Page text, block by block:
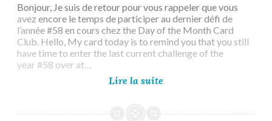
Bonjour, Je suis de retour pour vous rappeler que vous
avez encore le temps de participer au dernier défi de
l’année #58 en cours chez the Day of the Month Card
Club. Hello, My card today is to remind you that you still
have time to enter the last current challenge of the
year #58 over at…
Lire la suite
Month